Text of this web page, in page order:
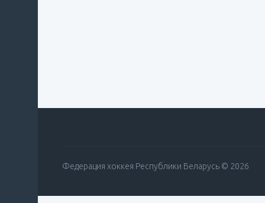
Федерация хоккея Республики Беларусь © 2026